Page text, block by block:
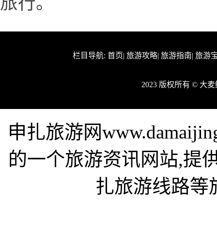
栏目导航: 首页| 旅游攻略| 旅游指南| 旅游
2023 版权所有 © 大
申扎旅游网
的一个旅游资讯网站,提
扎旅游线路等